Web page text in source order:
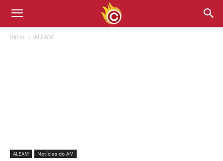
Início ALEAM
ALEAM Notícias do AM